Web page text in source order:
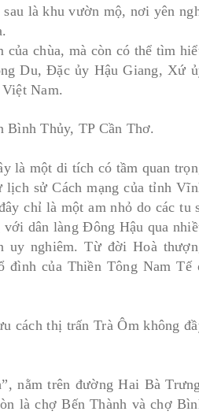
là khu vườn mộ, nơi yên
chùa, mà còn có thể tìm
Du, Đặc ủy Hậu Giang, Xứ
Nam.
Thủy, TP Cần Thơ.
là một di tích có tầm quan
sử Cách mạng của tỉnh
chỉ là một am nhỏ do các tu
dân làng Ðông Hậu qua
uy nghiêm. Từ đời Hoà
đình của Thiền Tông Nam Tế
cách thị trấn Trà Ôm không
nằm trên đường Hai Bà
là chợ Bến Thành và chợ